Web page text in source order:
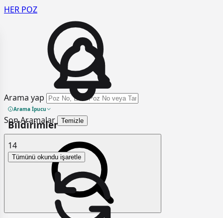
HER POZ
Arama yap
Arama İpucu
Son Aramalar Temizle
Bildirimler
14
Tümünü okundu işaretle